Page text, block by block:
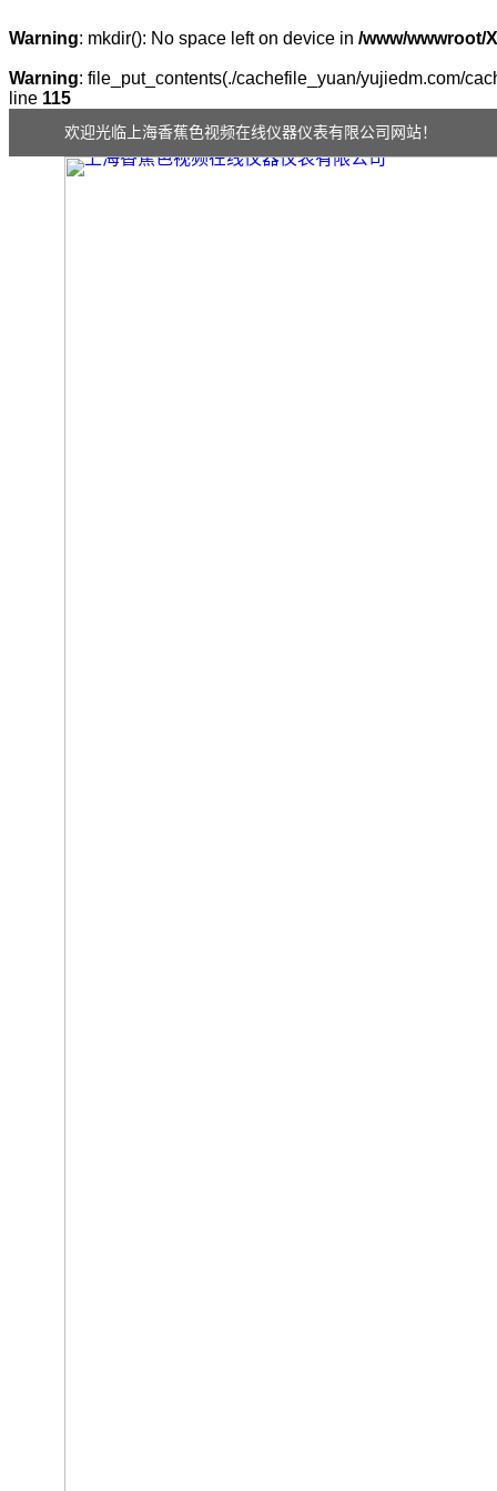
Warning: mkdir(): No space left on device in /www/wwwroot/
Warning: file_put_contents(./cachefile_yuan/yujiedm.com/
line 115
欢迎光临上海香蕉色视频在线仪器仪表有限公司网站！